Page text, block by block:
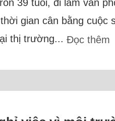
39 tuổi, đi làm văn
gian cân bằng cuộc
thị trường...Đọc thêm